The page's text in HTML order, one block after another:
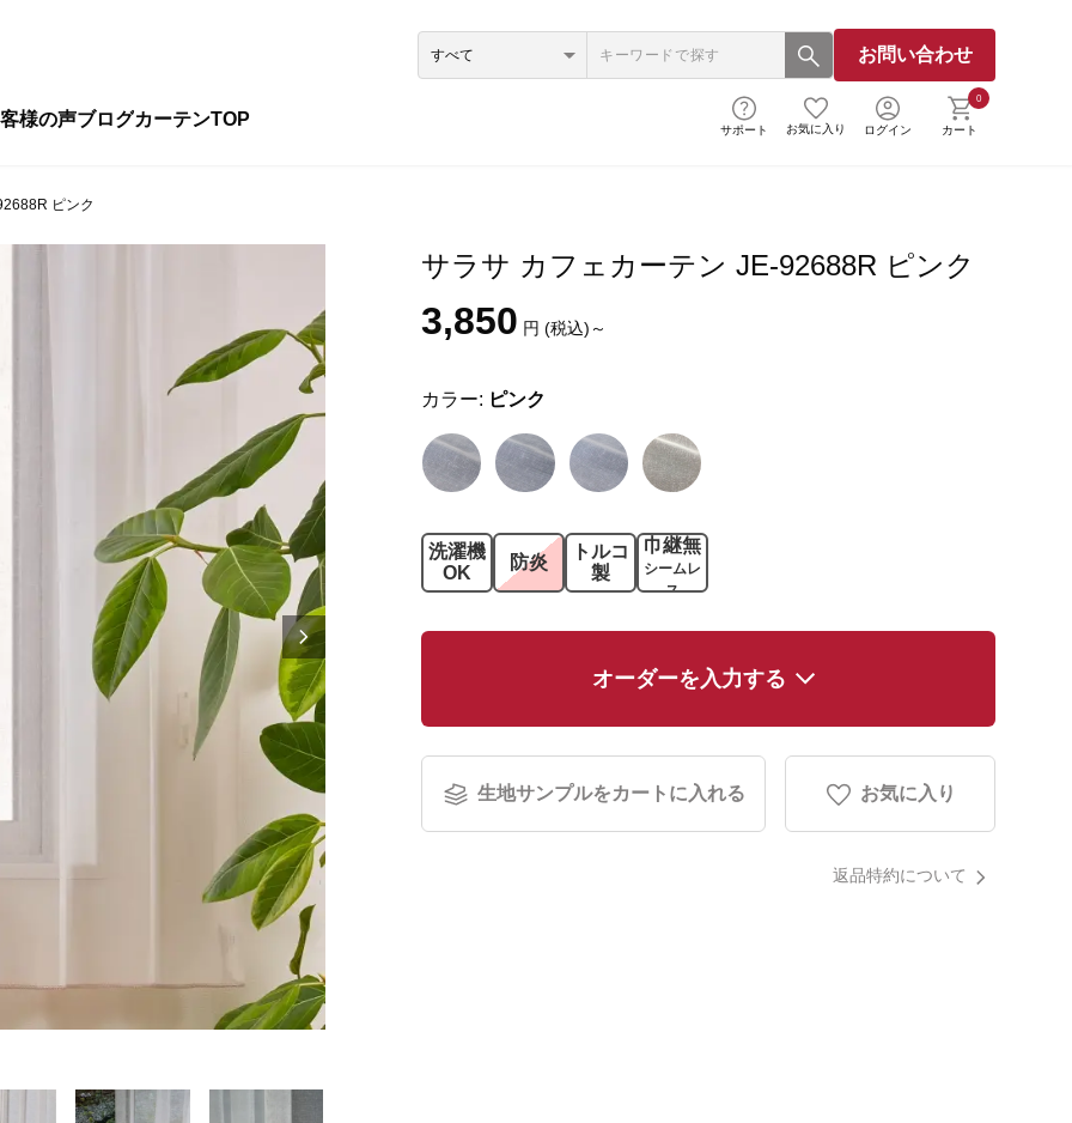
お問い合わせ
様の声ブログカーテンTOP
サポート お気に入り ログイン
0
カート
ピンク
サラサ カフェカーテン JE-92688R ピンク
3,850 円 (税込)～
カラー: ピンク
洗濯機
OK
防炎
トルコ
製
巾継無
シームレ
ス
オーダーを入力する
生地サンプルをカートに入れる お気に入り
返品特約について